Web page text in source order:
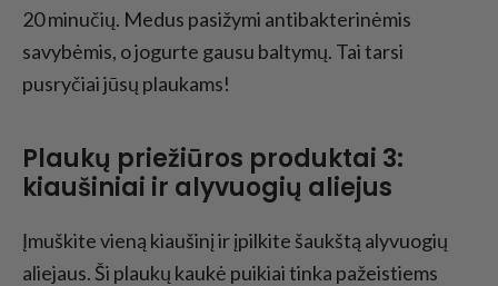
20 minučių. Medus pasižymi antibakterinėmis
savybėmis, o jogurte gausu baltymų. Tai tarsi
pusryčiai jūsų plaukams!
Plaukų priežiūros produktai 3:
kiaušiniai ir alyvuogių aliejus
Įmuškite vieną kiaušinį ir įpilkite šaukštą alyvuogių
aliejaus. Ši plaukų kaukė puikiai tinka pažeistiems